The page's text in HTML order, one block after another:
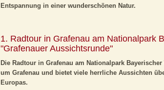
Entspannung in einer wunderschönen Natur.
1. Radtour in Grafenau am Nationalpark
"Grafenauer Aussichtsrunde"
Die Radtour in Grafenau am Nationalpark
um Grafenau und bietet viele herrliche Aussichten
Europas.